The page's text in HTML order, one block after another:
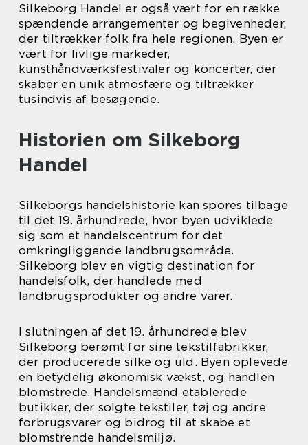
Silkeborg Handel er også vært for en række
spændende arrangementer og begivenheder,
der tiltrækker folk fra hele regionen. Byen er
vært for livlige markeder,
kunsthåndværksfestivaler og koncerter, der
skaber en unik atmosfære og tiltrækker
tusindvis af besøgende.
Historien om Silkeborg
Handel
Silkeborgs handelshistorie kan spores tilbage
til det 19. århundrede, hvor byen udviklede
sig som et handelscentrum for det
omkringliggende landbrugsområde.
Silkeborg blev en vigtig destination for
handelsfolk, der handlede med
landbrugsprodukter og andre varer.
I slutningen af det 19. århundrede blev
Silkeborg berømt for sine tekstilfabrikker,
der producerede silke og uld. Byen oplevede
en betydelig økonomisk vækst, og handlen
blomstrede. Handelsmænd etablerede
butikker, der solgte tekstiler, tøj og andre
forbrugsvarer og bidrog til at skabe et
blomstrende handelsmiljø.